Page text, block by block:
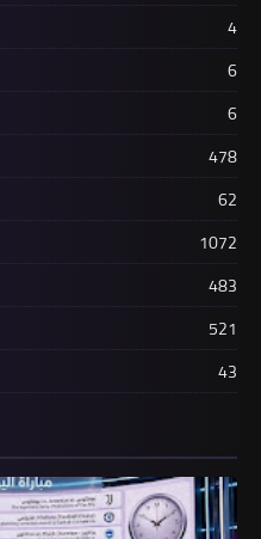
4
6
6
478
62
1072
483
521
43